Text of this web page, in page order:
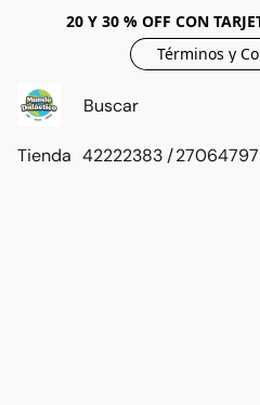
20 Y 30 % OFF CON
Términos y
Tienda 42222383 / 27064797